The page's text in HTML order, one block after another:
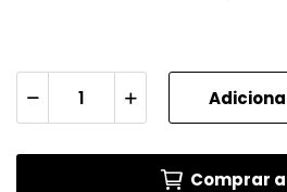
Comprar